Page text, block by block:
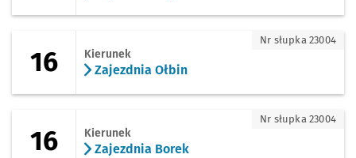
16 - kierunek Zajezdnia Ołbin
16 Kierunek
Zajezdnia Ołbin
Nr słupka 23004
16 - kierunek Zajezdnia Borek
16 Kierunek
Zajezdnia Borek
Nr słupka 23004